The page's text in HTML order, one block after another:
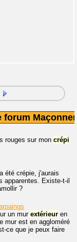
forum
rouges sur mon crépi
a été crépie, j'aurais
apparentes. Existe-t-il
?
un murextérieur en
mur est en aggloméré
ce que je peux faire